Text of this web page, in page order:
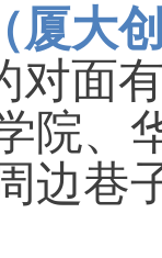
厦大
对面
院、
边巷